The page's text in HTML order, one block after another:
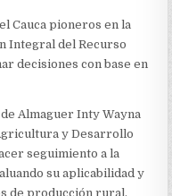
MODELO
DE
GESTIÓN
INTEGRAL
SUELO
Cauca pioneros en la
Integral del Recurso
decisiones con base en
Almaguer Inty Wayna
y Desarrollo
seguimiento a la
su aplicabilidad y
de producción rural.